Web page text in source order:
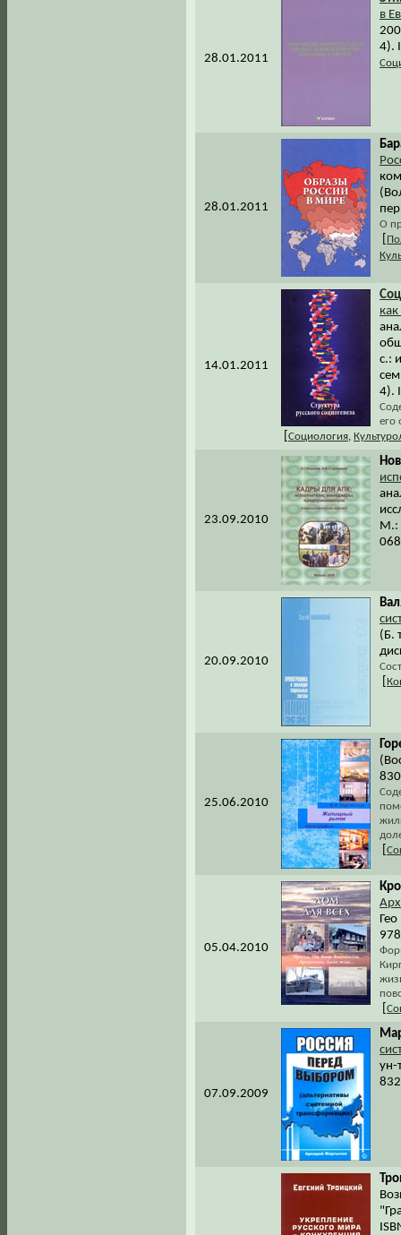
28.01.2011
в
4).
28.01.2011
О
14.01.2011
с.:
4).
его
Социология
23.09.2010
М.:
20.09.2010
(Б.
25.06.2010
05.04.2010
07.09.2009
ун-